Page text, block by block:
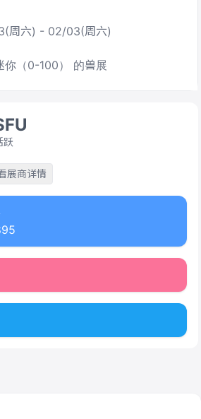
周六) - 02/03(周六)
你（0-100） 的兽展
跃
展商详情